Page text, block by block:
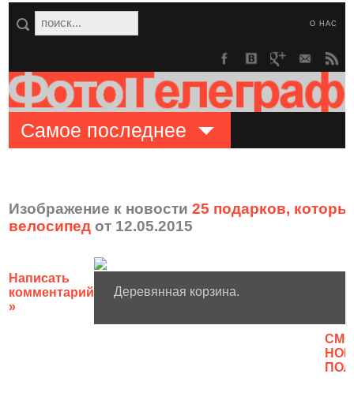
О НАС
Самое последнее
Изображение к новости25 подарков,
велосипед от 12.05.2015
Написать
комментарий
»
Деревянная корзина.